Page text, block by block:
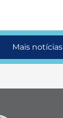
Mais notícias